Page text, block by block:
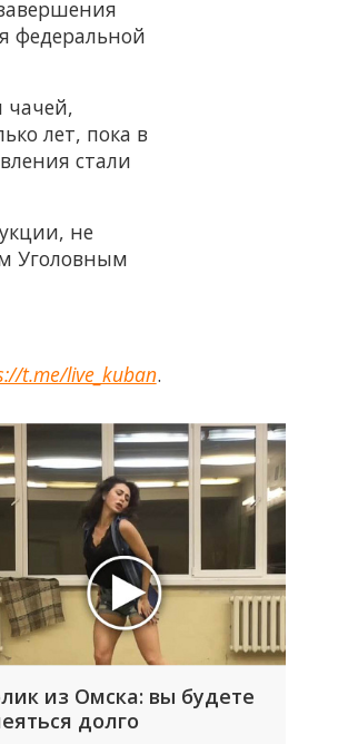
федеральной
чачей,
лет, пока в
стали
не
Уголовным
t.me/live_kuban.
из Омска: вы будете
долго